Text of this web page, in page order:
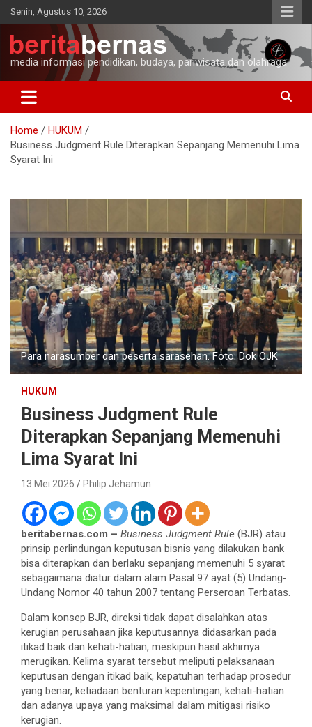
Skip
to
content
Senin, Agustus 10, 2026
media informasi pendidikan, budaya, pariwisata dan olahraga
Home
HUKUM
Business Judgment Rule Diterapkan Sepanjang Memenuhi Lima
Syarat Ini
Para narasumber dan peserta sarasehan. Foto: Dok OJK
HUKUM
Business Judgment Rule
Diterapkan Sepanjang Memenuhi
Lima Syarat Ini
13 Mei 2026 Philip Jehamun
beritabernas.com – Business Judgment Rule (BJR) atau
prinsip perlindungan keputusan bisnis yang dilakukan bank
bisa diterapkan dan berlaku sepanjang memenuhi 5 syarat
sebagaimana diatur dalam alam Pasal 97 ayat (5) Undang-
Undang Nomor 40 tahun 2007 tentang Perseroan Terbatas.
Dalam konsep BJR, direksi tidak dapat disalahkan atas
kerugian perusahaan jika keputusannya didasarkan pada
itikad baik dan kehati-hatian, meskipun hasil akhirnya
merugikan. Kelima syarat tersebut meliputi pelaksanaan
keputusan dengan itikad baik, kepatuhan terhadap prosedur
yang benar, ketiadaan benturan kepentingan, kehati-hatian
dan adanya upaya yang maksimal dalam mitigasi risiko
kerugian.